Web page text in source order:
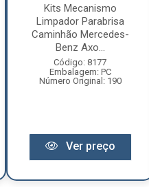
Kits Mecanismo
Limpador Parabrisa
Caminhão Mercedes-
Benz Axo...
Código: 8177
Embalagem: PC
Número Original: 190
Ver preço